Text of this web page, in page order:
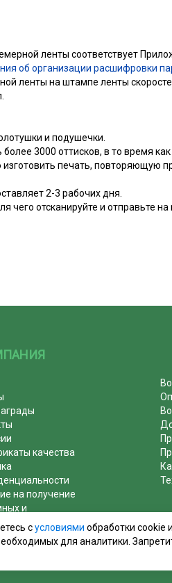
ленты соответствует
об организации расшифровки
ленты на штампе ленты
и подушечки.
3000 оттисков, в то время
печать, повторяющую
2-3 рабочих дня.
чего отсканируйте и отправьте
качества
на получение
и
рассылок
журналы покупают у
сусловиями обработки cookie
для аналитики.